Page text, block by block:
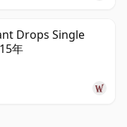
Drops Single
年